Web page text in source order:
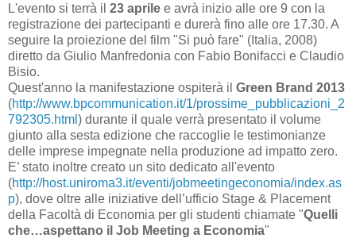
L'evento si terrà il 23 aprile e avrà inizio alle ore 9 con la
registrazione dei partecipanti e durerà fino alle ore 17.30. A
seguire la proiezione del film "Si può fare" (Italia, 2008)
diretto da Giulio Manfredonia con Fabio Bonifacci e Claudio
Bisio.
Quest'anno la manifestazione ospiterà il Green Brand 2013
(http://www.bpcommunication.it/1/prossime_pubblicazioni_2
792305.html ) durante il quale verrà presentato il volume
giunto alla sesta edizione che raccoglie le testimonianze
delle imprese impegnate nella produzione ad impatto zero.
E’ stato inoltre creato un sito dedicato all'evento
(http://host.uniroma3.it/eventi/jobmeetingeconomia/index.as
p), dove oltre alle iniziative dell’ufficio Stage & Placement
della Facoltà di Economia per gli studenti chiamate "Quelli
che…aspettano il Job Meeting a Economia"